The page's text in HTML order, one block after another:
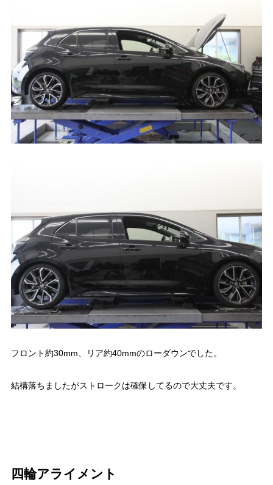
フロント約30mm、リア約40mmのローダウンでした。
結構落ちましたがストロークは確保してるので大丈夫です。
四輪アライメント